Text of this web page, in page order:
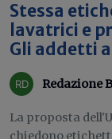
Stessa
lavatrici e
Gli addetti
Redazione
La proposta
chiedono